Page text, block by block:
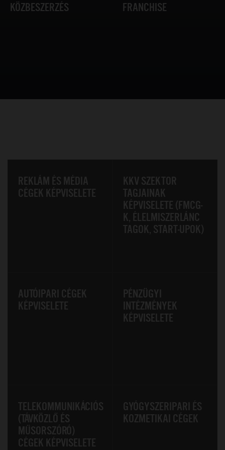
KÖZBESZERZÉS FRANCHISE
REKLÁM ÉS MÉDIA
CÉGEK KÉPVISELETE
KKV SZEKTOR
TAGJAINAK
KÉPVISELETE (FMCG-
K, ÉLELMISZERLÁNC
TAGOK, START-UPOK)
AUTÓIPARI CÉGEK
KÉPVISELETE
PÉNZÜGYI
INTÉZMÉNYEK
KÉPVISELETE
TELEKOMMUNIKÁCIÓS
(TÁVKÖZLŐ ÉS
MŰSORSZÓRÓ)
CÉGEK KÉPVISELETE
GYÓGYSZERIPARI ÉS
KOZMETIKAI CÉGEK